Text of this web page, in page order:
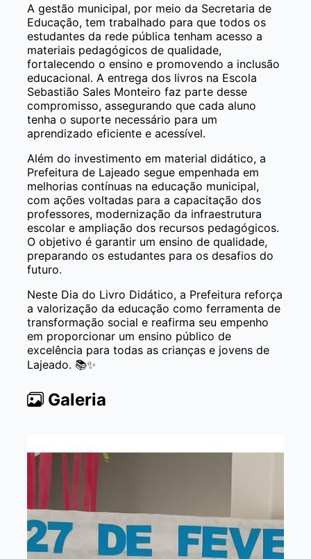
A gestão municipal, por meio da Secretaria de
Educação, tem trabalhado para que todos os
estudantes da rede pública tenham acesso a
materiais pedagógicos de qualidade,
fortalecendo o ensino e promovendo a inclusão
educacional. A entrega dos livros na Escola
Sebastião Sales Monteiro faz parte desse
compromisso, assegurando que cada aluno
tenha o suporte necessário para um
aprendizado eficiente e acessível.
Além do investimento em material didático, a
Prefeitura de Lajeado segue empenhada em
melhorias contínuas na educação municipal,
com ações voltadas para a capacitação dos
professores, modernização da infraestrutura
escolar e ampliação dos recursos pedagógicos.
O objetivo é garantir um ensino de qualidade,
preparando os estudantes para os desafios do
futuro.
Neste Dia do Livro Didático, a Prefeitura reforça
a valorização da educação como ferramenta de
transformação social e reafirma seu empenho
em proporcionar um ensino público de
excelência para todas as crianças e jovens de
Lajeado. 📚✨
Galeria